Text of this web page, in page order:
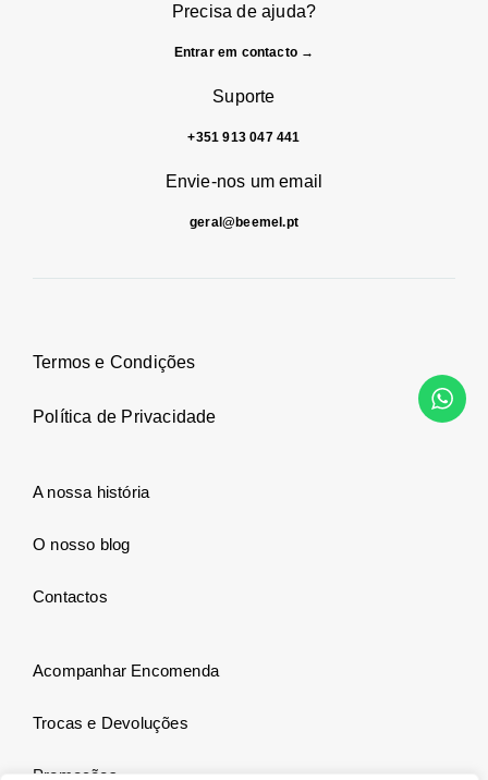
Precisa de ajuda?
Entrar em contacto →
Suporte
+351 913 047 441
Envie-nos um email
geral@beemel.pt
Termos e Condições
Política de Privacidade
A nossa história
O nosso blog
Contactos
Acompanhar Encomenda
Trocas e Devoluções
Promoções